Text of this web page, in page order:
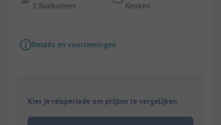
1 Badkamers Keuken
Details en voorzieningen
Kies je reisperiode om prijzen te vergelijken